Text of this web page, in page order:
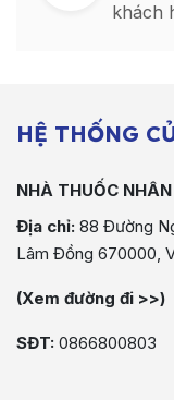
khách
HỆ THỐNG
NHÀ THUỐC
Địa chỉ: 88 Đường
Lâm Đồng 670000,
(Xem đường đi >>)
SĐT: 0866800803